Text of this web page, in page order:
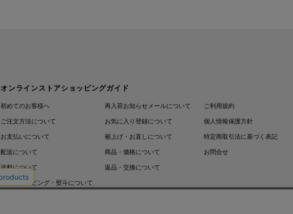
オンラインストアショッピングガイド
初めてのお客様へ
ご注文方法について
お支払いについて
配送について
送料について
ギフトラッピング・熨斗について
再入荷お知らせメールについて
お気に入り登録について
裾上げ・お直しについて
商品・価格について
返品・交換について
ご利用規約
個人情報保護方針
特定商取引法に基づく表記
お問合せ